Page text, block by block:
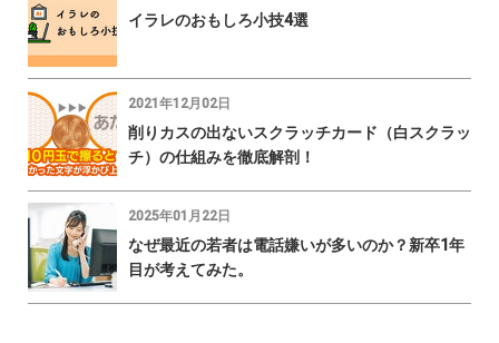
イラレのおもしろ小技4選
2021年12月02日
削りカスの出ないスクラッチカード（白スクラッ
チ）の仕組みを徹底解剖！
2025年01月22日
なぜ最近の若者は電話嫌いが多いのか？新卒1年
目が考えてみた。